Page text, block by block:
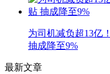
为司机减负超13亿
抽成降至9%
最新文章